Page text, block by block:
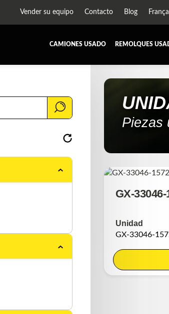
Vender su equipo Contacto Blog
CAMIONES USADO REMOLQUES
FUEL TANK - AIR-TANK
PARTS
TRANSFER-CASE
Piezas
GX-
Unidad
GX-33046-